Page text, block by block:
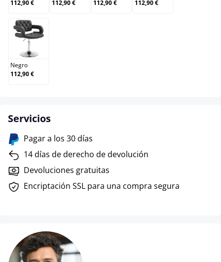
112,90 €
112,90 €
112,90 €
112,90 €
Negro
Negro
112,90 €
Servicios
Pagar a los 30 días
14 días de derecho de devolución
Devoluciones gratuitas
Encriptación SSL para una compra segura